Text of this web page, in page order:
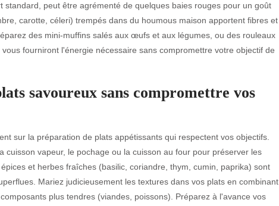
peut être agrémenté de quelques baies rouges pour un goût
carotte, céleri) trempés dans du houmous maison apportent fibres et
des mini-muffins salés aux œufs et aux légumes, ou des rouleaux
fourniront l'énergie nécessaire sans compromettre votre objectif de
savoureux sans compromettre vos
sur la préparation de plats appétissants qui respectent vos objectifs.
cuisson vapeur, le pochage ou la cuisson au four pour préserver les
et herbes fraîches (basilic, coriandre, thym, cumin, paprika) sont
Mariez judicieusement les textures dans vos plats en combinant
plus tendres (viandes, poissons). Préparez à l'avance vos